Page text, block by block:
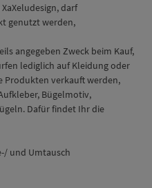
darf
genutzt werden,
angegeben Zweck beim Kauf,
lediglich auf Kleidung oder
Produkten verkauft werden,
Bügelmotiv,
Dafür findet Ihr die
und Umtausch